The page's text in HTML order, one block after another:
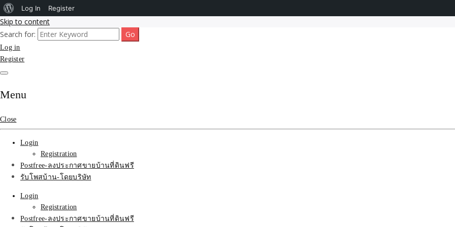
Skip to content
รับจ้างโพสขายบ้าน ติดAI Search รับทำSEOรายเดือน
SEOขายของ บ้านที่ดินฟรีประกาศ ที่เดียวในเมืองไทย
รับโพสต์เว็บขายบ้าน อสังหา ทำSEOรายเดือนราคาถูก เน้นติดAI โพสต์ประกาศบ้านที่ดินฟรี SEOขายบ้าน รับจ้างโพสต์บ้านที่ดินติดหน้า1goolge ราค
Search for:
Log in
Register
Menu
Close
Login
Registration
Postfree-ลงประกาศขายบ้านที่ดินฟรี
รับโพสบ้าน-โดยบริษัท
Login
Registration
Postfree-ลงประกาศขายบ้านที่ดินฟรี
About
WordPress
Log In Register